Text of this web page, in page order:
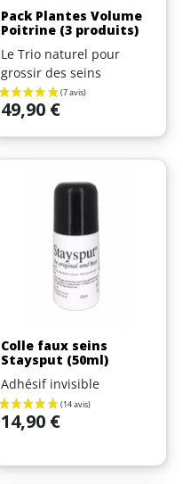
Pack Plantes Volume
Poitrine (3 produits)
Le Trio naturel pour
grossir des seins
Prix
49,90 €
Colle faux seins
Staysput (50ml)
Adhésif invisible
Prix
14,90 €